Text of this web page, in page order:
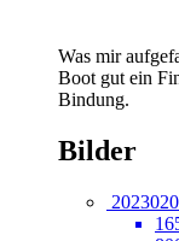
Was mir
Boot gut ein
Bindung.
Bilder